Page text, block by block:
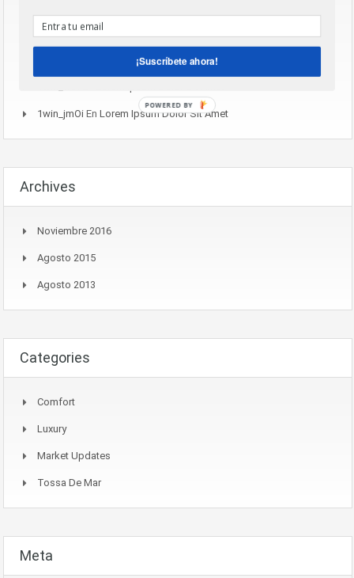
GeorgeBapEnExample Post With Gallery Post Format
Puedan Invertir En Inmuebles
1win_jmOi En Lorem Ipsum Dolor Sit Amet
Archives
Noviembre 2016
Agosto 2015
Agosto 2013
Categories
Comfort
Luxury
Market Updates
Tossa De Mar
Meta
¡Suscríbete ahora!
POWERED BY